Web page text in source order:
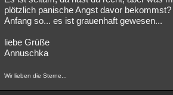
plötzlich panische Angst davor
Anfang so... es ist grauenhaft gewesen...
liebe Grüße
Annuschka
Wir lieben die Sterne...